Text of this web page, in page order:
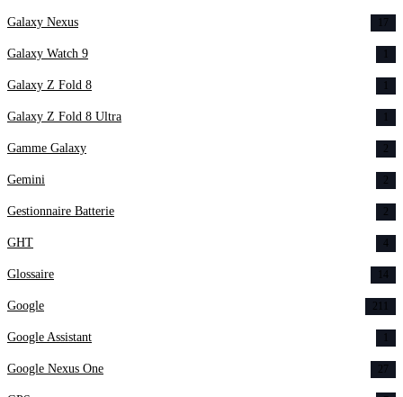
Galaxy Nexus 17
Galaxy Watch 9
Galaxy Z Fold 8
Galaxy Z Fold 8 Ultra
Gamme Galaxy 2
Gemini 2
Gestionnaire Batterie 2
GHT 4
Glossaire 14
Google 211
Google Assistant
Google Nexus One 27